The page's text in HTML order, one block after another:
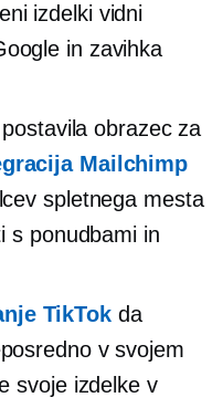
izdelki vidni
in zavihka
obrazec za
Mailchimp
spletnega mesta
s ponudbami in
TikTokda
v svojem
svoje izdelke v